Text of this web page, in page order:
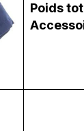
Poids